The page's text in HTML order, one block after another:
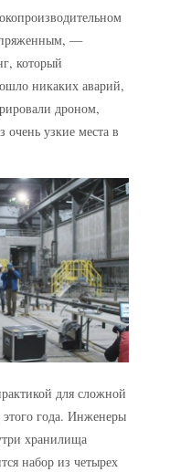
—
который
никаких аварий,
дроном,
очень узкие места в
для сложной
года. Инженеры
хранилища
набор из четырех